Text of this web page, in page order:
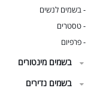
-בשמים לנשים
-טסטרים
-פרפיום
בשמים מינטורים
בשמים נדירים